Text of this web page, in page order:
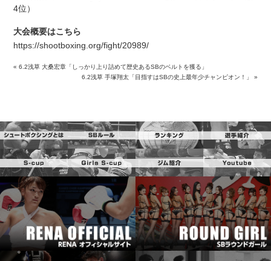
4位）
大会概要はこちら
https://shootboxing.org/fight/20989/
«6.2浅草 大桑宏章「しっかり上り詰めて歴史あるSBのベルトを獲る」
6.2浅草 手塚翔太「目指すはSBの史上最年少チャンピオン！」
»